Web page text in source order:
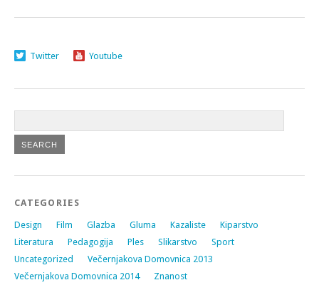
Twitter Youtube
CATEGORIES
Design Film Glazba Gluma Kazaliste
Kiparstvo
Literatura
Pedagogija Ples Slikarstvo
Sport
Uncategorized
Večernjakova Domovnica 2013
Večernjakova Domovnica 2014
Znanost